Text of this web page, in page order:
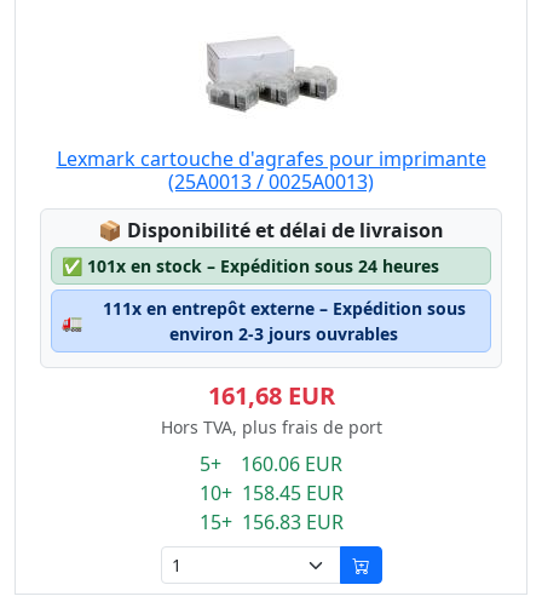
Lexmark cartouche d'agrafes pour imprimante
(25A0013 / 0025A0013)
📦 Lagerstatus:
Disponibilité et délai de livraison
✅ 101x en stock – Expédition sous 24 heures
🚛
111x en entrepôt externe – Expédition sous
environ 2-3 jours ouvrables
161,68 EUR
Hors TVA, plus frais de port
5+ 160.06 EUR
10+ 158.45 EUR
15+ 156.83 EUR